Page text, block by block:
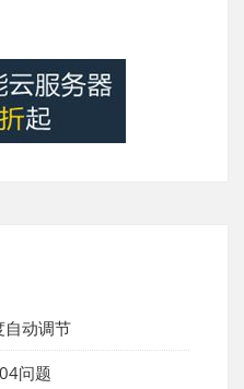
自动调节
问题